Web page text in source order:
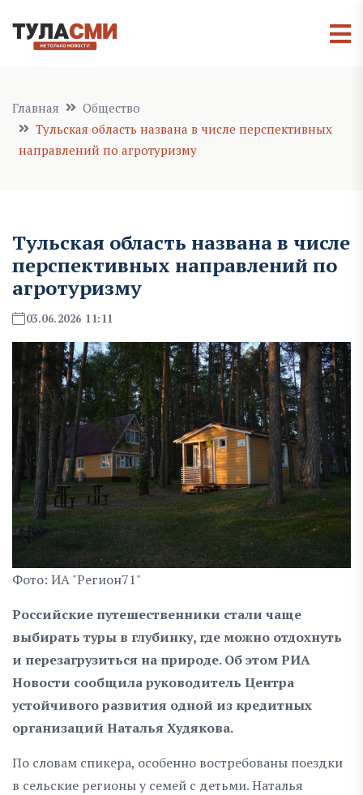
Главная
Общество
Тульская область названа в числе перспективных
направлений по агротуризму
Тульская область названа в числе
перспективных направлений по
агротуризму
03.06.2026 11:11
Фото: ИА "Регион71"
Российские путешественники стали чаще
выбирать туры в глубинку, где можно отдохнуть
и перезагрузиться на природе. Об этом РИА
Новости сообщила руководитель Центра
устойчивого развития одной из кредитных
организаций Наталья Худякова.
По словам спикера, особенно востребованы поездки
в сельские регионы у семей с детьми. Наталья